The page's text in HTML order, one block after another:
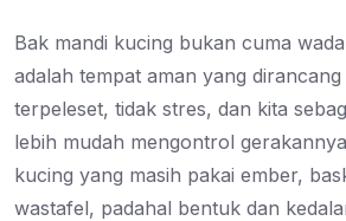
Bak mandi kucing bukan cuma
adalah tempat aman yang
terpeleset, tidak stres, dan kita
lebih mudah mengontrol
kucing yang masih pakai ember,
wastafel, padahal bentuk dan